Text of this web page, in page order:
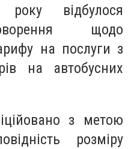
відбулося
щодо
на послуги з
на автобусних
з метою
розміру